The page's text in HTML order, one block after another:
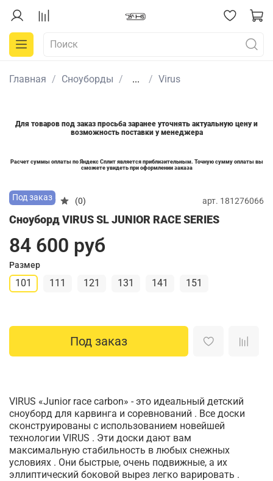
Главная Сноуборды ... Virus
Для товаров под заказ просьба заранее уточнять актуальную цену и
возможность поставки у менеджера
Расчет суммы оплаты по Яндекс Сплит является приблизительным. Точную сумму оплаты вы
сможете увидеть при оформлении заказа
Под заказ (0) арт. 181276066
Сноуборд VIRUS SL JUNIOR RACE SERIES
84 600 руб
Размер
101 111 121 131 141 151
Под заказ
VIRUS «Junior race carbon» - это идеальный детский
сноуборд для карвинга и соревнований . Все доски
сконструированы с использованием новейшей
технологии VIRUS . Эти доски дают вам
максимальную стабильность в любых снежных
условиях . Они быстрые, очень подвижные, а их
эллиптический боковой вырез легко варировать .